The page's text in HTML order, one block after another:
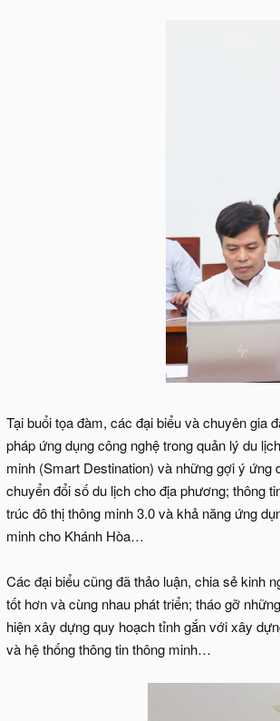
Tại buổi tọa đàm, các đại biểu và chuyên gia
pháp ứng dụng công nghệ trong quản lý du
minh (Smart Destination) và những gợi ý ứng
chuyển đổi số du lịch cho địa phương; thông
trúc đô thị thông minh 3.0 và khả năng ứng
minh cho Khánh Hòa…
Các đại biểu cũng đã thảo luận, chia sẻ kinh
tốt hơn và cùng nhau phát triển; tháo gỡ
hiện xây dựng quy hoạch tỉnh gắn với xây
và hệ thống thông tin thông minh…